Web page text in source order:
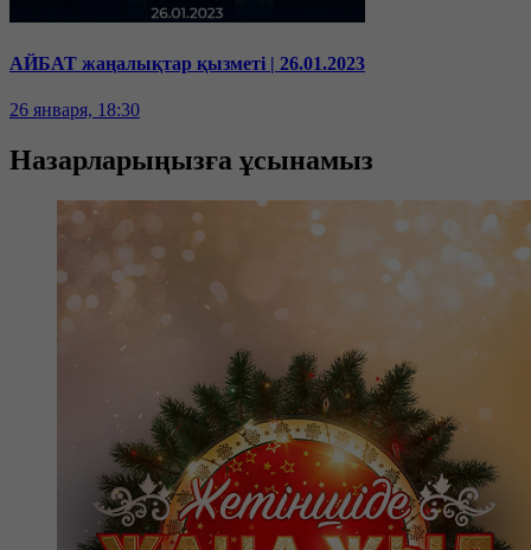
АЙБАТ жаңалықтар қызметі | 26.01.2023
26 января, 18:30
Назарларыңызға ұсынамыз